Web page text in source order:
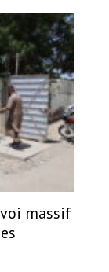
massif